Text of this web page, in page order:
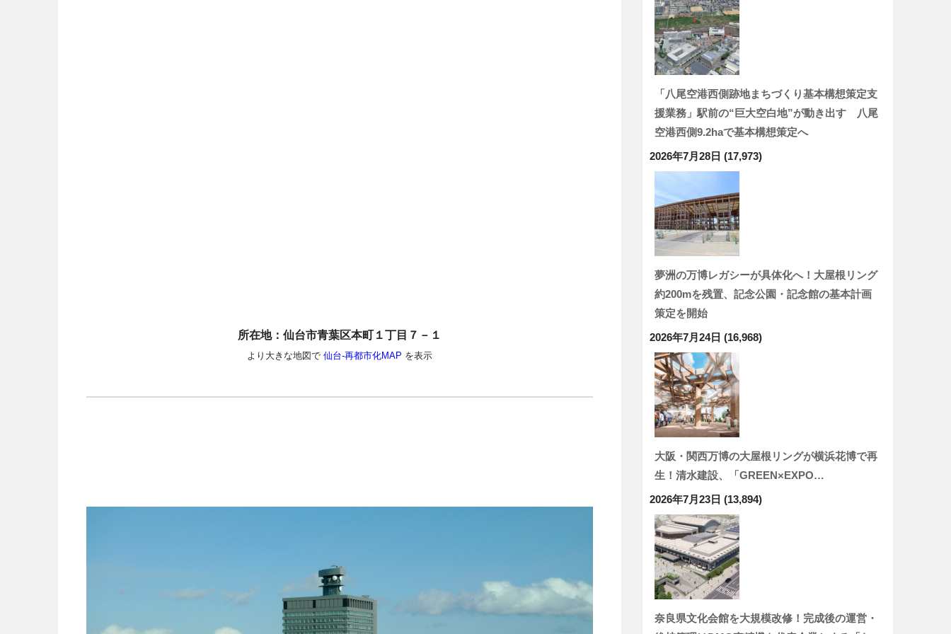
所在地：仙台市青葉区本町１丁目７－１
より大きな地図で 仙台-再都市化MAP を表示
「八尾空港西側跡地まちづくり基本構想策定支
援業務」駅前の“巨大空白地”が動き出す 八尾
空港西側9.2haで基本構想策定へ
2026年7月28日 (17,973)
夢洲の万博レガシーが具体化へ！大屋根リング
約200mを残置、記念公園・記念館の基本計画
策定を開始
2026年7月24日 (16,968)
大阪・関西万博の大屋根リングが横浜花博で再
生！清水建設、「GREEN×EXPO…
2026年7月23日 (13,894)
奈良県文化会館を大規模改修！完成後の運営・